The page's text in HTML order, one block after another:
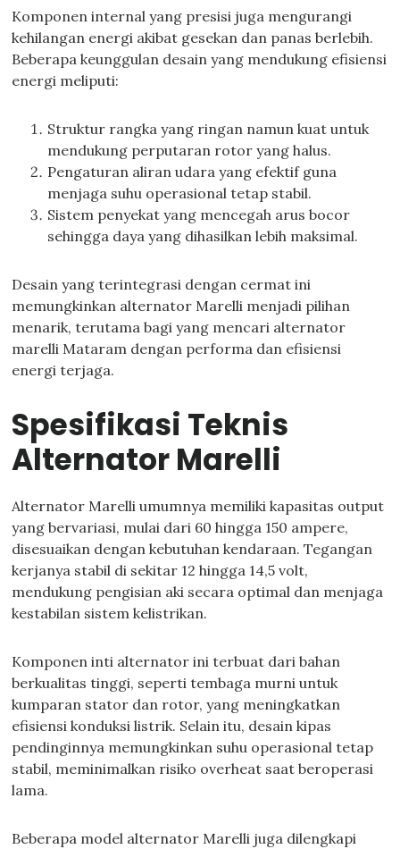
Komponen internal yang presisi juga mengurangi
kehilangan energi akibat gesekan dan panas berlebih.
Beberapa keunggulan desain yang mendukung efisiensi
energi meliputi:
Struktur rangka yang ringan namun kuat untuk
mendukung perputaran rotor yang halus.
Pengaturan aliran udara yang efektif guna
menjaga suhu operasional tetap stabil.
Sistem penyekat yang mencegah arus bocor
sehingga daya yang dihasilkan lebih maksimal.
Desain yang terintegrasi dengan cermat ini
memungkinkan alternator Marelli menjadi pilihan
menarik, terutama bagi yang mencari alternator
marelli Mataram dengan performa dan efisiensi
energi terjaga.
Spesifikasi Teknis
Alternator Marelli
Alternator Marelli umumnya memiliki kapasitas output
yang bervariasi, mulai dari 60 hingga 150 ampere,
disesuaikan dengan kebutuhan kendaraan. Tegangan
kerjanya stabil di sekitar 12 hingga 14,5 volt,
mendukung pengisian aki secara optimal dan menjaga
kestabilan sistem kelistrikan.
Komponen inti alternator ini terbuat dari bahan
berkualitas tinggi, seperti tembaga murni untuk
kumparan stator dan rotor, yang meningkatkan
efisiensi konduksi listrik. Selain itu, desain kipas
pendinginnya memungkinkan suhu operasional tetap
stabil, meminimalkan risiko overheat saat beroperasi
lama.
Beberapa model alternator Marelli juga dilengkapi